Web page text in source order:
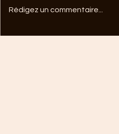
Comment garder une routine
Rédigez un commentaire...